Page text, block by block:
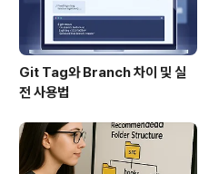
Git Tag와 Branch 차이 및 실
전 사용법